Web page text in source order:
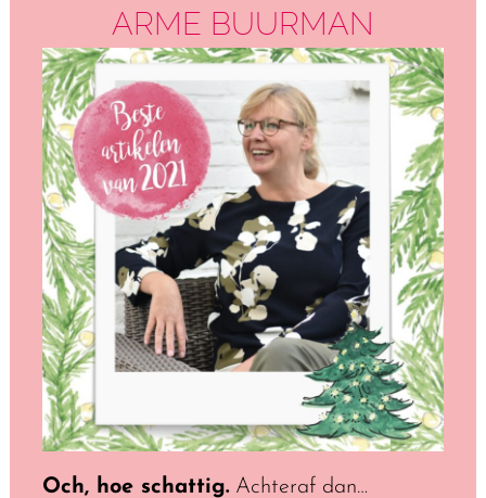
ARME BUURMAN
Och, hoe schattig.Achteraf dan…